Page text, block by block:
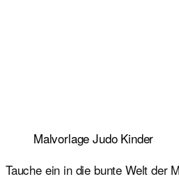
Malvorlage Judo Kinder
Tauche ein in die bunte Welt der